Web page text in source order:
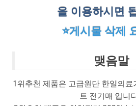
을 이용하시면
⭐게시물 삭제
맺음말
1위추천 제품은 고급원단 한일의
트 전기매 입니